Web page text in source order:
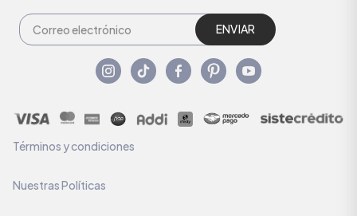
ENVIAR
Términos y condiciones
Nuestras Políticas